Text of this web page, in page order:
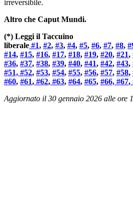
irreversibile.
Altro che Caput Mundi.
(*) Leggi il Taccuino
liberale #1, #2, #3, #4, #5, #6, #7, #8,
#14, #15, #16, #17, #18, #19, #20, #21,
#36, #37, #38, #39, #40, #41, #42, #43,
#51, #52, #53, #54, #55, #56, #57, #58,
#60, #61, #62, #63, #64, #65, #66, #67,
Aggiornato il 30 gennaio 2026 alle ore